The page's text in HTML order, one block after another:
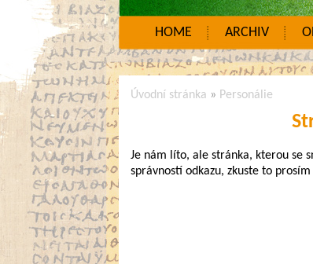
HOME ARCHIV
Úvodní stránka » Personálie
Je nám líto, ale stránka, kterou se
správností odkazu, zkuste to